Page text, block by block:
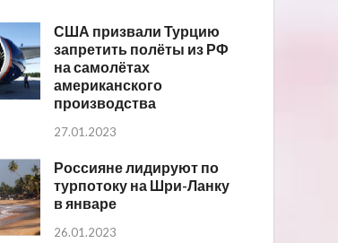
США призвали Турцию
запретить полёты из РФ
на самолётах
американского
производства
27.01.2023
Россияне лидируют по
турпотоку на Шри-Ланку
в январе
26.01.2023